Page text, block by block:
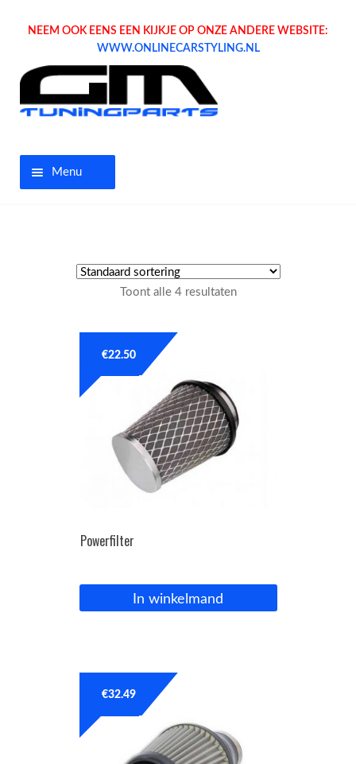
NEEM OOK EENS EEN KIJKJE OP ONZE ANDERE WEBSITE:
WWW.ONLINECARSTYLING.NL
Menu
Tuning parts
OPC Line
Bedrijfswagen parts
Inloggen / Registreren
Toont alle 4 resultaten
Powerfilter
€22.50
In winkelmand
€32.49